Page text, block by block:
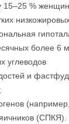
%
более 6
углеводов
и
(СПКЯ).